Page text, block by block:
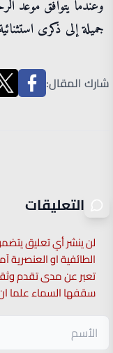
وعندما يتوافق موعد
جميلة إلى ذكرى
شارك المقال:
التعليقات
لن ينشر أي تعليق
الطائفية او العنصرية
تعبر عن مدى تقدم
سقفها السماء علما